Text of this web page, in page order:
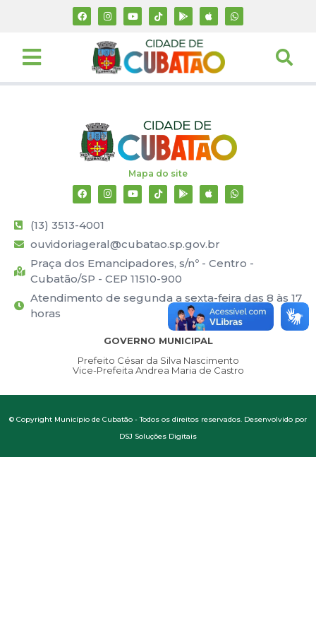
Mapa do site
(13) 3513-4001
ouvidoriageral@cubatao.sp.gov.br
Praça dos Emancipadores, s/nº - Centro -
Cubatão/SP - CEP 11510-900
Atendimento de segunda a sexta-feira das 8 às 17
horas
GOVERNO MUNICIPAL
Prefeito César da Silva Nascimento
Vice-Prefeita Andrea Maria de Castro
© Copyright Município de Cubatão - Todos os direitos reservados. Desenvolvido por
DSJ Soluções Digitais